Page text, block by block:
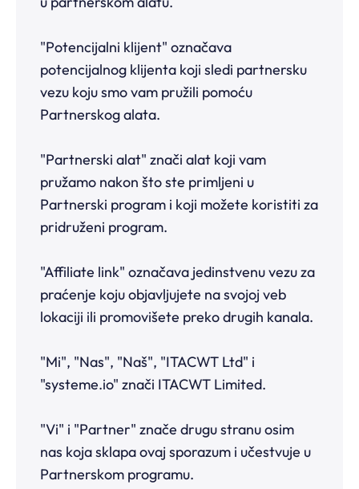
"Potencijalni klijent" označava
potencijalnog klijenta koji sledi partnersku
vezu koju smo vam pružili pomoću
Partnerskog alata.
"Partnerski alat" znači alat koji vam
pružamo nakon što ste primljeni u
Partnerski program i koji možete koristiti za
pridruženi program.
"Affiliate link" označava jedinstvenu vezu za
praćenje koju objavljujete na svojoj veb
lokaciji ili promovišete preko drugih kanala.
"Mi", "Nas", "Naš", "ITACWT Ltd" i
"systeme.io" znači ITACWT Limited.
"Vi" i "Partner" znače drugu stranu osim
nas koja sklapa ovaj sporazum i učestvuje u
Partnerskom programu.